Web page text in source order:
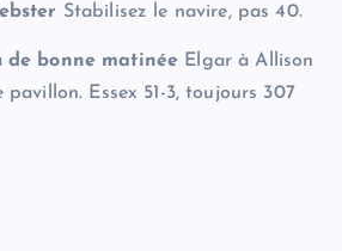
Stabilisez le navire, pas 40.
de bonne matinée Elgar à Allison
Essex 51-3, toujours 307